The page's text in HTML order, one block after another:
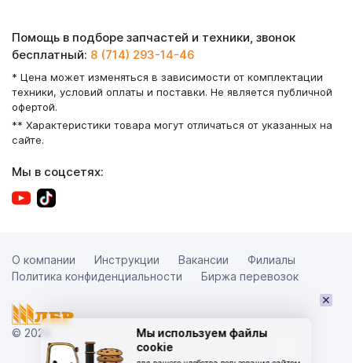
Мы используем файлы
cookie
Помощь в подборе запчастей и техники, звонок
бесплатный: 8 (714) 293-14-46
* Цена может изменяться в зависимости от комплектации
техники, условий оплаты и поставки. Не является публичной
офертой.
** Характеристики товара могут отличаться от указанных на
сайте.
Мы в соцсетях:
© 2026
О компании Инструкции Вакансии
Филиалы
Политика конфиденциальности
Биржа перевозок
×